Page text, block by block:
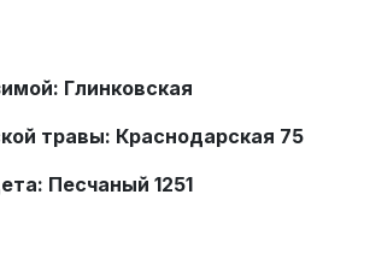
Глинковская
травы: Краснодарская 75
Песчаный 1251